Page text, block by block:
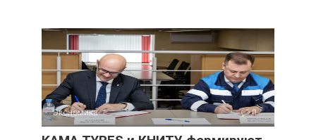
Экономика 0